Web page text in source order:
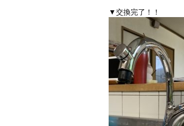
▼交換完了！！